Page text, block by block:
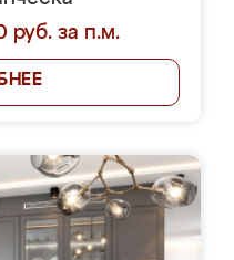
руб. за п.м.